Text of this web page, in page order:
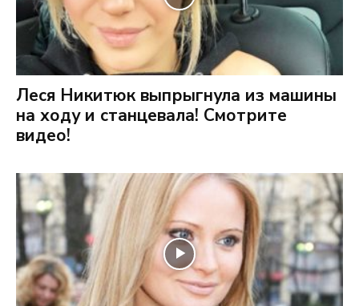
Леся Никитюк выпрыгнула из машины
на ходу и станцевала! Смотрите
видео!